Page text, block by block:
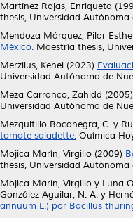
Martínez Rojas, Enriqueta
thesis, Universidad Autónoma
Mendoza Márquez, Pilar
México. Maestría thesis,
Merzilus, Kenel (2023)
Universidad Autónoma de
Meza Carranco, Zahidd (2005)
Universidad Autónoma de
Mezquitillo Bocanegra, C. y
tomate saladette. Química
Mojica Marín, Virgilio (2009)
thesis, Universidad Autónoma
Mojica Marín, Virgilio y Luna
González Aguilar, N. A. y
annuum L.) por Bacillus